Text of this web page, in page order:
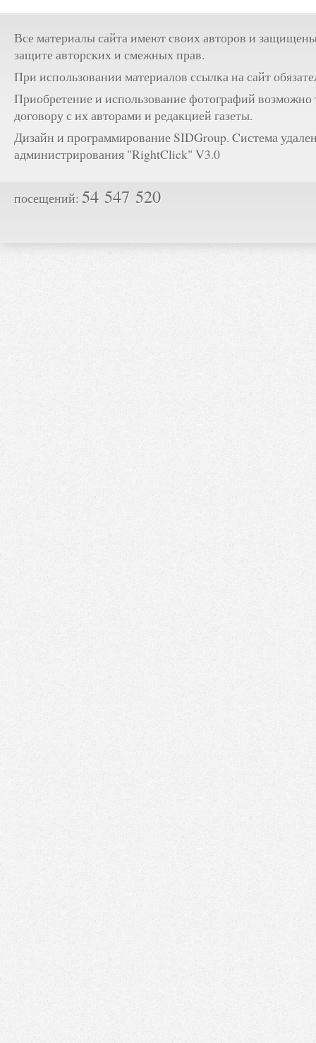
Все материалы сайта имеют своих авторов и
защите авторских и смежных прав.
При использовании материалов ссылка на сайт
Приобретение и использование фотографий возможно
договору с их авторами и редакцией газеты.
Дизайн и программирование SIDGroup. Cистема
администрирования "RightClick" V3.0
посещений: 54 547 520